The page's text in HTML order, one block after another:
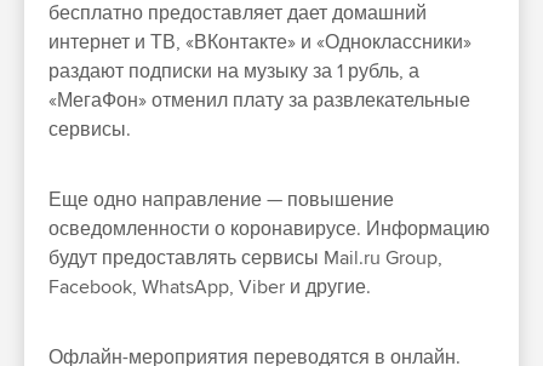
бесплатно предоставляет дает домашний
интернет и ТВ, «ВКонтакте» и «Одноклассники»
раздают подписки на музыку за 1 рубль, а
«МегаФон» отменил плату за развлекательные
сервисы.
Еще одно направление — повышение
осведомленности о коронавирусе. Информацию
будут предоставлять сервисы Mail.ru Group,
Facebook, WhatsApp, Viber и другие.
Офлайн-мероприятия переводятся в онлайн.